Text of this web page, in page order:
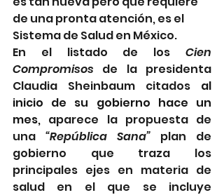
de una pronta atención, es el
Sistema de Salud en México.
En el listado de los Cien
Compromisos de la presidenta
Claudia Sheinbaum citados al
inicio de su gobierno hace un
mes, aparece la propuesta de
una “República Sana” plan de
gobierno que traza los
principales ejes en materia de